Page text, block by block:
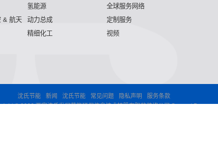
氢能源
& 航天
动力总成
精细化工
全球服务网络
定制服务
视频
沈氏节能 新闻 沈氏节能 常见问题 隐私声明
服务条款
© 2026 西安沈氏发展节能环保信息技术持股有限的装修公司 Support By